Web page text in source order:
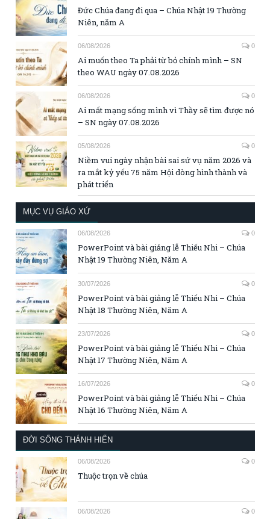
Đức Chúa đang đi qua – Chúa Nhật 19 Thường
Niên, năm A
06/08/2026 0
Ai muốn theo Ta phải từ bỏ chính mình – SN
theo WAU ngày 07.08.2026
06/08/2026 0
Ai mất mạng sống mình vì Thầy sẽ tìm được nó
– SN ngày 07.08.2026
05/08/2026 0
Niềm vui ngày nhận bài sai sứ vụ năm 2026 và
ra mắt kỷ yếu 75 năm Hội dòng hình thành và
phát triển
MỤC VỤ GIÁO XỨ
06/08/2026 0
PowerPoint và bài giảng lễ Thiếu Nhi – Chúa
Nhật 19 Thường Niên, Năm A
30/07/2026 0
PowerPoint và bài giảng lễ Thiếu Nhi – Chúa
Nhật 18 Thường Niên, Năm A
23/07/2026 0
PowerPoint và bài giảng lễ Thiếu Nhi – Chúa
Nhật 17 Thường Niên, Năm A
16/07/2026 0
PowerPoint và bài giảng lễ Thiếu Nhi – Chúa
Nhật 16 Thường Niên, Năm A
ĐỜI SỐNG THÁNH HIẾN
06/08/2026 0
Thuộc trọn về chúa
06/08/2026 0